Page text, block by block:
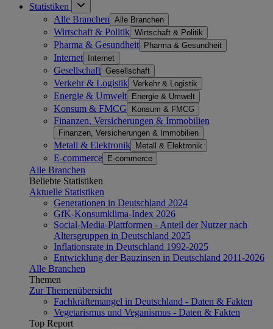
Statistiken
Alle Branchen Alle Branchen
Wirtschaft & Politik Wirtschaft & Politik
Pharma & Gesundheit Pharma & Gesundheit
Internet Internet
Gesellschaft Gesellschaft
Verkehr & Logistik Verkehr & Logistik
Energie & Umwelt Energie & Umwelt
Konsum & FMCG Konsum & FMCG
Finanzen, Versicherungen & Immobilien
Finanzen, Versicherungen & Immobilien
Metall & Elektronik Metall & Elektronik
E-commerce E-commerce
Alle Branchen
Beliebte Statistiken
Aktuelle Statistiken
Generationen in Deutschland 2024
GfK-Konsumklima-Index 2026
Social-Media-Plattformen - Anteil der Nutzer nach
Altersgruppen in Deutschland 2025
Inflationsrate in Deutschland 1992-2025
Entwicklung der Bauzinsen in Deutschland 2011-2026
Alle Branchen
Themen
Zur Themenübersicht
Fachkräftemangel in Deutschland - Daten & Fakten
Vegetarismus und Veganismus - Daten & Fakten
Top Report